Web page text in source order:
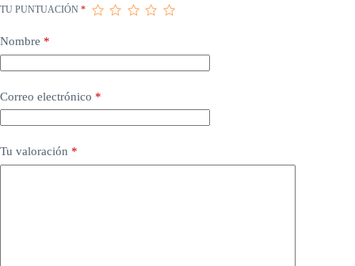
TU PUNTUACIÓN *
Nombre *
Correo electrónico *
Tu valoración *